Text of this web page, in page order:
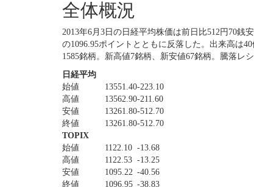
全体概況
2013年6月3日の日経平均株価は前日比512円70銭
の1096.95ポイントとともに反落した。出来高は
1585銘柄。新高値7銘柄、新安値67銘柄。騰落レ
日経平均
始値
13551.40-223.10
高値
13562.90-211.60
安値
13261.80-512.70
終値
13261.80-512.70
TOPIX
始値
1122.10 -13.68
高値
1122.53 -13.25
安値
1095.22 -40.56
終値
1096.95 -38.83